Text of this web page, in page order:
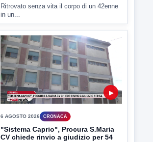
Ritrovato senza vita il corpo di un 42enne
in un...
▶
6 AGOSTO 2026 CRONACA
"Sistema Caprio", Procura S.Maria
CV chiede rinvio a giudizio per 54